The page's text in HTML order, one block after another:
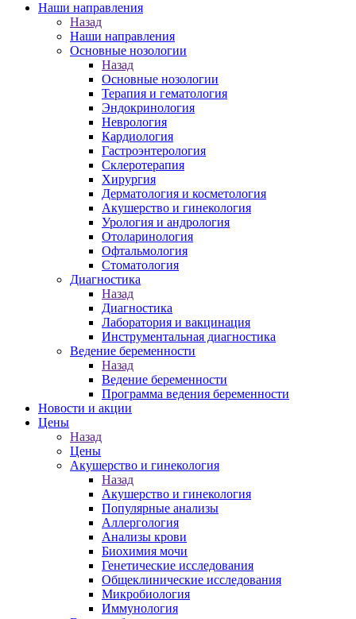
Наши направления
Назад
Наши направления
Основные нозологии
Назад
Основные нозологии
Терапия и гематология
Эндокринология
Неврология
Кардиология
Гастроэнтерология
Склеротерапия
Хирургия
Дерматология и косметология
Акушерство и гинекология
Урология и андрология
Отоларинология
Офтальмология
Стоматология
Диагностика
Назад
Диагностика
Лаборатория и вакцинация
Инструментальная диагностика
Ведение беременности
Назад
Ведение беременности
Программа ведения беременности
Новости и акции
Цены
Назад
Цены
Акушерство и гинекология
Назад
Акушерство и гинекология
Популярные анализы
Аллергология
Анализы крови
Биохимия мочи
Генетические исследования
Общеклинические исследования
Микробиология
Иммунология